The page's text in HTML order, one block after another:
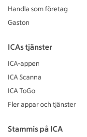
Handla som företag
Gaston
ICAs tjänster
ICA-appen
ICA Scanna
ICA ToGo
Fler appar och tjänster
Stammis på ICA